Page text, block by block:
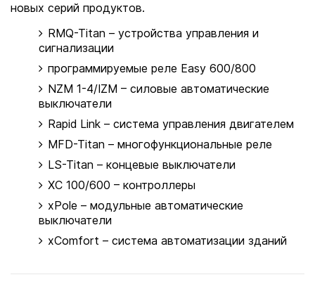
новых серий продуктов.
RMQ-Titan – устройства управления и
сигнализации
программируемые реле Easy 600/800
NZM 1-4/IZM – силовые автоматические
выключатели
Rapid Link – система управления двигателем
MFD-Titan – многофункциональные реле
LS-Titan – концевые выключатели
XC 100/600 – контроллеры
xPole – модульные автоматические
выключатели
xComfort – система автоматизации зданий